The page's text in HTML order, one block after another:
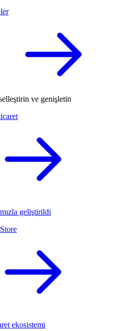
ve genişletin
geliştirildi
ekosistemi